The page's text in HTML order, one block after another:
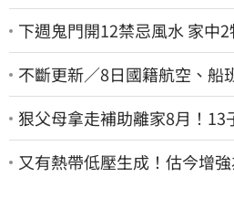
下週鬼門開12禁忌風水 家中
不斷更新／8日國籍航空、船
狠父母拿走補助離家8月！13
驚見幼童深夜遊蕩
又有熱帶低壓生成！估今增